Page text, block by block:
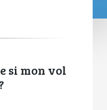
si mon vol